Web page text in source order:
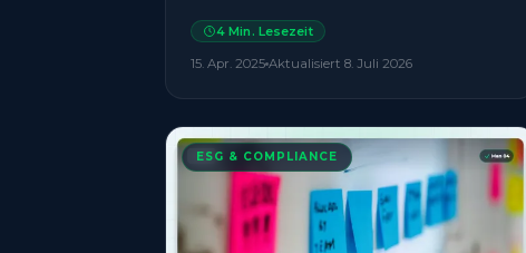
4 Min. Lesezeit
15. Apr. 2025 Aktualisiert 8. Juli 2026
ESG & COMPLIANCE